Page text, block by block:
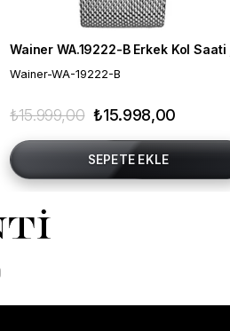
Wainer-WA-19222-B
₺15.998,00
₺15.999,00
SEPETE EKLE